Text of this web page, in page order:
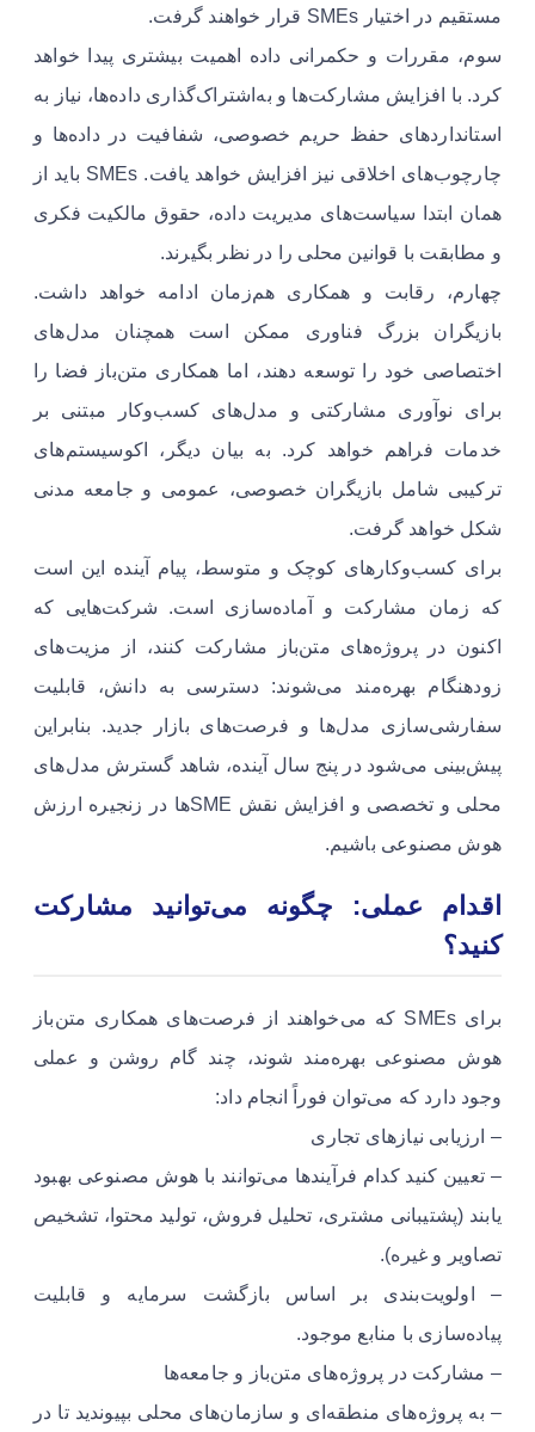
مستقیم در اختیار SMEs قرار خواهند گرفت.
سوم، مقررات و حکمرانی داده اهمیت بیشتری پیدا خواهد
کرد. با افزایش مشارکت‌ها و به‌اشتراک‌گذاری داده‌ها، نیاز به
استانداردهای حفظ حریم خصوصی، شفافیت در داده‌ها و
چارچوب‌های اخلاقی نیز افزایش خواهد یافت. SMEs باید از
همان ابتدا سیاست‌های مدیریت داده، حقوق مالکیت فکری
و مطابقت با قوانین محلی را در نظر بگیرند.
چهارم، رقابت و همکاری هم‌زمان ادامه خواهد داشت.
بازیگران بزرگ فناوری ممکن است همچنان مدل‌های
اختصاصی خود را توسعه دهند، اما همکاری متن‌باز فضا را
برای نوآوری مشارکتی و مدل‌های کسب‌وکار مبتنی بر
خدمات فراهم خواهد کرد. به بیان دیگر، اکوسیستم‌های
ترکیبی شامل بازیگران خصوصی، عمومی و جامعه مدنی
شکل خواهد گرفت.
برای کسب‌وکارهای کوچک و متوسط، پیام آینده این است
که زمان مشارکت و آماده‌سازی است. شرکت‌هایی که
اکنون در پروژه‌های متن‌باز مشارکت کنند، از مزیت‌های
زودهنگام بهره‌مند می‌شوند: دسترسی به دانش، قابلیت
سفارشی‌سازی مدل‌ها و فرصت‌های بازار جدید. بنابراین
پیش‌بینی می‌شود در پنج سال آینده، شاهد گسترش مدل‌های
محلی و تخصصی و افزایش نقش SMEها در زنجیره ارزش
هوش مصنوعی باشیم.
اقدام عملی: چگونه می‌توانید مشارکت
کنید؟
برای SMEs که می‌خواهند از فرصت‌های همکاری متن‌باز
هوش مصنوعی بهره‌مند شوند، چند گام روشن و عملی
وجود دارد که می‌توان فوراً انجام داد:
– ارزیابی نیازهای تجاری
– تعیین کنید کدام فرآیندها می‌توانند با هوش مصنوعی بهبود
یابند (پشتیبانی مشتری، تحلیل فروش، تولید محتوا، تشخیص
تصاویر و غیره).
– اولویت‌بندی بر اساس بازگشت سرمایه و قابلیت
پیاده‌سازی با منابع موجود.
– مشارکت در پروژه‌های متن‌باز و جامعه‌ها
– به پروژه‌های منطقه‌ای و سازمان‌های محلی بپیوندید تا در